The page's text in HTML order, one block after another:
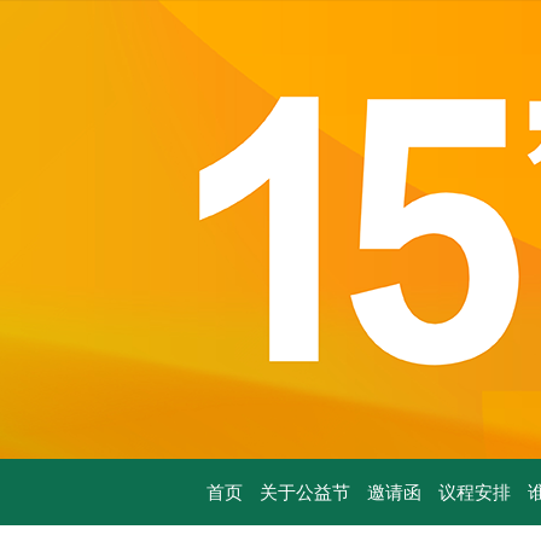
首页 关于公益节 邀请函 议程安排